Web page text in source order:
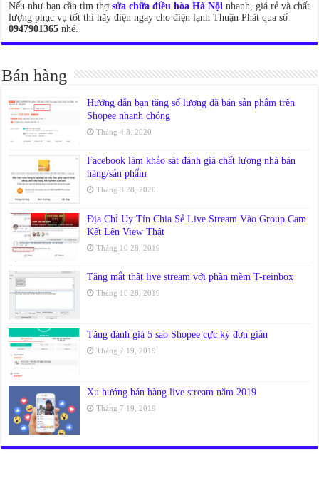
Nếu như bạn cần tìm thợsửa chữa điều hòa Hà Nội nhanh, giá rẻ và chất
lượng phục vụ tốt thì hãy điện ngay cho điện lạnh Thuận Phát qua số
0947901365 nhé.
Bán hàng
Hướng dẫn bạn tăng số lượng đã bán sản phẩm trên
Shopee nhanh chóng
Tháng 4 3, 2020
Facebook làm khảo sát đánh giá chất lượng nhà bán
hàng/sản phẩm
Tháng 3 28, 2020
Địa Chỉ Uy Tín Chia Sẻ Live Stream Vào Group Cam
Kết Lên View Thật
Tháng 10 28, 2019
Tăng mắt thật live stream với phần mềm T-reinbox
Tháng 10 28, 2019
Tăng đánh giá 5 sao Shopee cực kỳ đơn giản
Tháng 7 19, 2019
Xu hướng bán hàng live stream năm 2019
Tháng 7 19, 2019